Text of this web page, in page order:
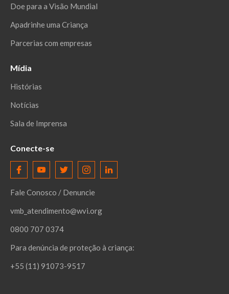
Doe para a Visão Mundial
Apadrinhe uma Criança
Parcerias com empresas
Mídia
Histórias
Notícias
Sala de Imprensa
Conecte-se
Fale Conosco / Denuncie
vmb_atendimento@wvi.org
0800 707 0374
Para denúncia de proteção à criança:
+55 (11) 91073-9517